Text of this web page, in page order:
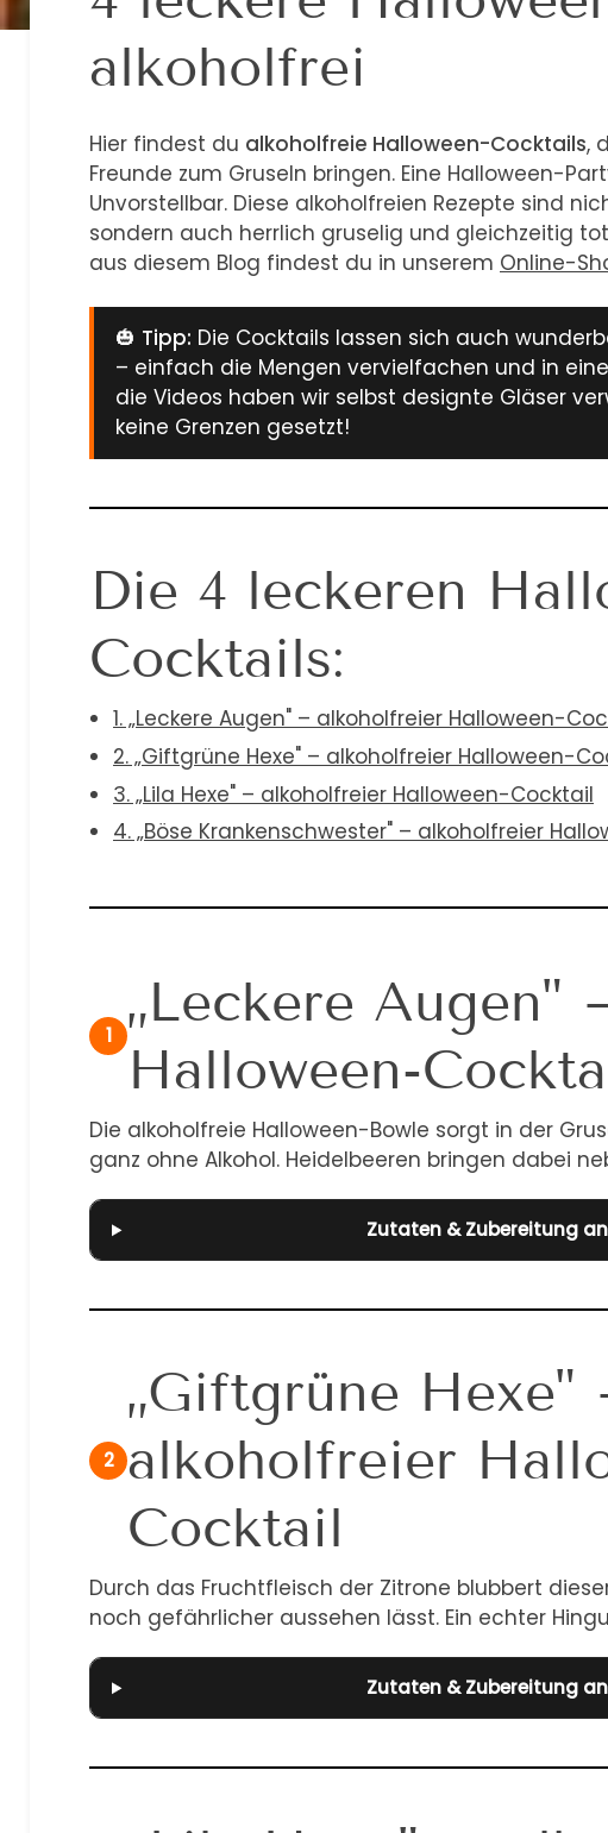
alkoholfrei
Hier findest du alkoholfreie Halloween-Cocktails,
Freunde zum Gruseln bringen. Eine Halloween-
Unvorstellbar. Diese alkoholfreien Rezepte sind
sondern auch herrlich gruselig und gleichzeitig
aus diesem Blog findest du in unserem Online-
🎃 Tipp: Die Cocktails lassen sich auch
– einfach die Mengen vervielfachen und in
die Videos haben wir selbst designte Gläser
keine Grenzen gesetzt!
Die 4 leckeren
Cocktails:
1. „Leckere Augen" – alkoholfreier Halloween-
2. „Giftgrüne Hexe" – alkoholfreier Halloween-
3. „Lila Hexe" – alkoholfreier Halloween-Cocktail
4. „Böse Krankenschwester" – alkoholfreier
1
„Leckere Augen"
Halloween-
Die alkoholfreie Halloween-Bowle sorgt in der
ganz ohne Alkohol. Heidelbeeren bringen dabei
Zutaten & Zubereitung
2
„Giftgrüne Hexe"
alkoholfreier
Cocktail
Durch das Fruchtfleisch der Zitrone blubbert
noch gefährlicher aussehen lässt. Ein echter
Zutaten & Zubereitung